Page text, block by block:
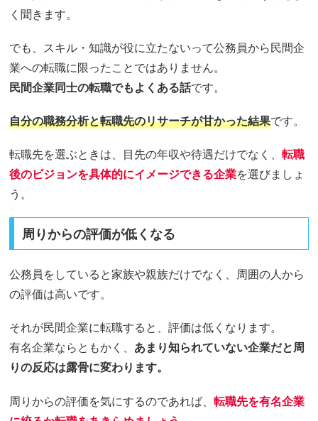
く聞きます。
でも、スキル・知識が役に立たないって公務員から民間企
業への転職に限ったことではありません。
民間企業同士の転職でもよくある話です。
自分の職務分析と転職先のリサーチが甘かった結果です。
転職先を選ぶときは、目先の年収や待遇だけでなく、転職
後のビジョンを具体的にイメージできる企業を選びましょ
う。
周りからの評価が低くなる
公務員をしていると家族や親族だけでなく、周囲の人から
の評価は高いです。
それが民間企業に転職すると、評価は低くなります。
有名企業ならともかく、 あまり知られていない企業だと周
りの反応は露骨に変わります。
周りからの評価を気にするのであれば、転職先を有名企業